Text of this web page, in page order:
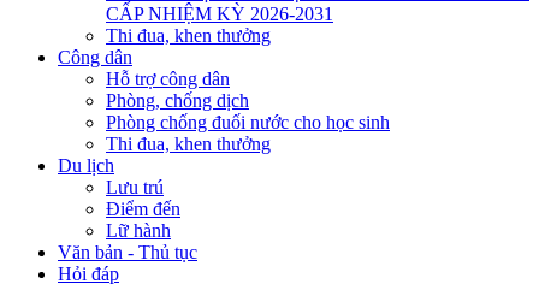
CẤP NHIỆM KỲ 2026-2031
Thi đua, khen thưởng
Công dân
Hỗ trợ công dân
Phòng, chống dịch
Phòng chống đuối nước cho học sinh
Thi đua, khen thưởng
Du lịch
Lưu trú
Điểm đến
Lữ hành
Văn bản - Thủ tục
Hỏi đáp